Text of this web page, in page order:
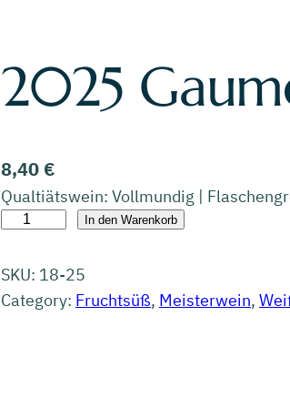
2025
8,40 €
Qualtiätswein: Vollmundig |
2
5
In den Warenkorb
SKU: 18-25
Category: Fruchtsüß, Meisterwein,